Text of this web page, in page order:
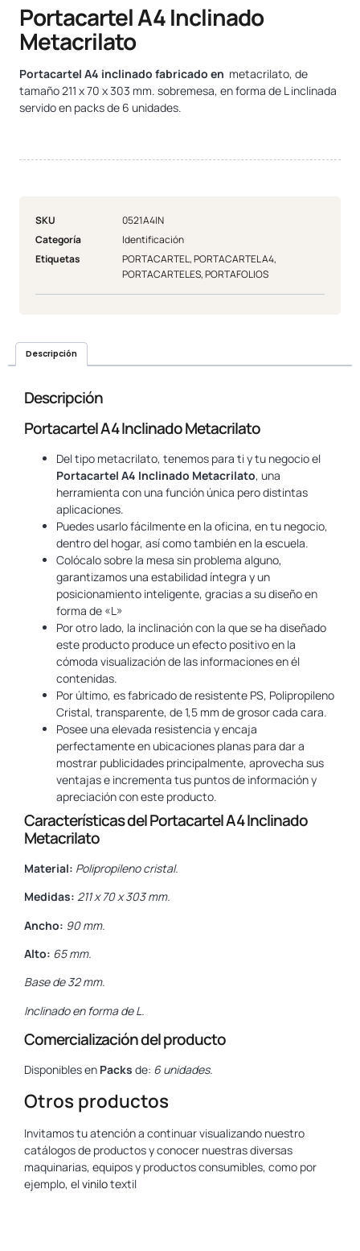
Portacartel A4 Inclinado
Metacrilato
Portacartel A4 inclinado fabricado en metacrilato, de
tamaño 211 x 70 x 303 mm. sobremesa, en forma de L inclinada
servido en packs de 6 unidades.
SKU
0521A4IN
Categoría
Identificación
Etiquetas
PORTACARTEL,PORTACARTEL A4,
PORTACARTELES,PORTAFOLIOS
Descripción
Descripción
Portacartel A4 Inclinado Metacrilato
Del tipo metacrilato, tenemos para ti y tu negocio el
Portacartel A4 Inclinado Metacrilato, una
herramienta con una función única pero distintas
aplicaciones.
Puedes usarlo fácilmente en la oficina, en tu negocio,
dentro del hogar, así como también en la escuela.
Colócalo sobre la mesa sin problema alguno,
garantizamos una estabilidad íntegra y un
posicionamiento inteligente, gracias a su diseño en
forma de «L»
Por otro lado, la inclinación con la que se ha diseñado
este producto produce un efecto positivo en la
cómoda visualización de las informaciones en él
contenidas.
Por último, es fabricado de resistente PS, Polipropileno
Cristal, transparente, de 1,5 mm de grosor cada cara.
Posee una elevada resistencia y encaja
perfectamente en ubicaciones planas para dar a
mostrar publicidades principalmente, aprovecha sus
ventajas e incrementa tus puntos de información y
apreciación con este producto.
Características del Portacartel A4 Inclinado
Metacrilato
Material: Polipropileno cristal.
Medidas: 211 x 70 x 303 mm.
Ancho: 90 mm.
Alto: 65 mm.
Base de 32 mm.
Inclinado en forma de L.
Comercialización del producto
Disponibles en Packs de: 6 unidades.
Otros productos
Invitamos tu atención a continuar visualizando nuestro
catálogos de productos y conocer nuestras diversas
maquinarias, equipos y productos consumibles, como por
ejemplo, elvinilotextil